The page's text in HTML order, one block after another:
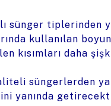
sünger tiplerinden
kullanılan
kısımları daha
süngerlerden
yanında